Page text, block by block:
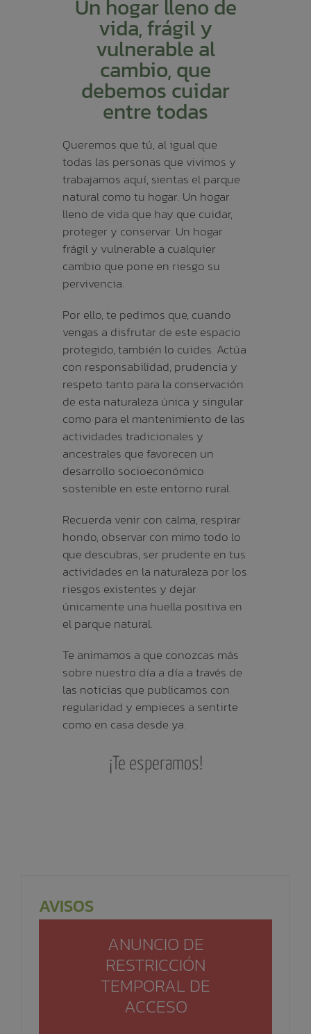
Un hogar lleno de
vida, frágil y
vulnerable al
cambio, que
debemos cuidar
entre todas
Queremos que tú, al igual que
todas las personas que vivimos y
trabajamos aquí, sientas el parque
natural como tu hogar. Un hogar
lleno de vida que hay que cuidar,
proteger y conservar. Un hogar
frágil y vulnerable a cualquier
cambio que pone en riesgo su
pervivencia.
Por ello, te pedimos que, cuando
vengas a disfrutar de este espacio
protegido, también lo cuides. Actúa
con responsabilidad, prudencia y
respeto tanto para la conservación
de esta naturaleza única y singular
como para el mantenimiento de las
actividades tradicionales y
ancestrales que favorecen un
desarrollo socioeconómico
sostenible en este entorno rural.
Recuerda venir con calma, respirar
hondo, observar con mimo todo lo
que descubras, ser prudente en tus
actividades en la naturaleza por los
riesgos existentes y dejar
únicamente una huella positiva en
el parque natural.
Te animamos a que conozcas más
sobre nuestro día a día a través de
las noticias que publicamos con
regularidad y empieces a sentirte
como en casa desde ya.
¡Te esperamos!
AVISOS
ANUNCIO DE
RESTRICCIÓN
TEMPORAL DE
ACCESO